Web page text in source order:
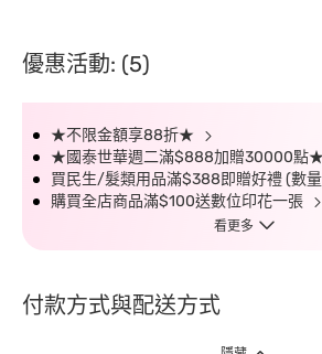
優惠活動: (5)
★不限金額享88折★
★國泰世華週二滿$888加贈30000點★
買民生/髮類用品滿$388即贈好禮 (數
購買全店商品滿$100送數位印花一張
看更多
付款方式與配送方式